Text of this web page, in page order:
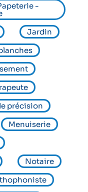
-
Jardin
précision
Menuiserie
Notaire